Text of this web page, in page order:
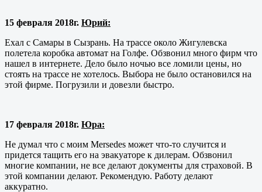
15 февраля 2018г. Юрий:
Ехал с Самары в Сызрань. На трассе около Жигулевска
полетела коробка автомат на Голфе. Обзвонил много фирм что
нашел в интернете. Дело было ночью все ломили цены, но
стоять на трассе не хотелось. Выбора не было остановился на
этой фирме. Погрузили и довезли быстро.
17 февраля 2018г. Юра:
Не думал что с моим Mersedes может что-то случится и
придется тащить его на эвакуаторе к дилерам. Обзвонил
многие компании, не все делают документы для страховой. В
этой компании делают. Рекомендую. Работу делают
аккуратно.